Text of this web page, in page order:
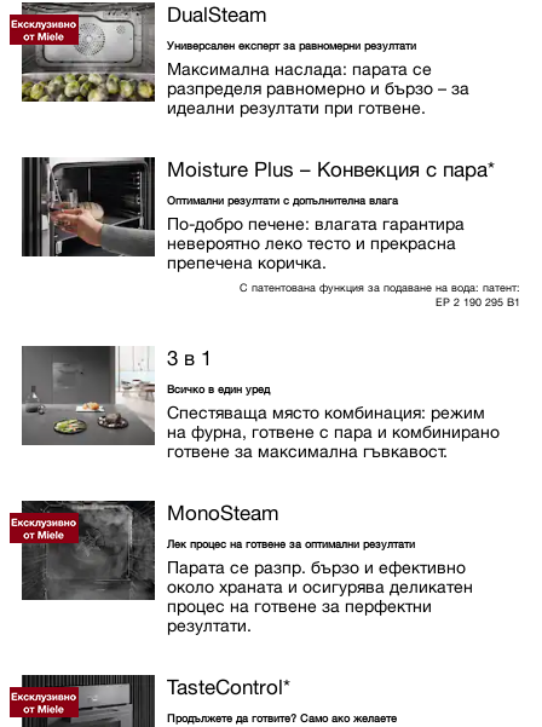
DualSteam
Универсален експерт за равномерни резултати
Максимална наслада: парата се
разпределя равномерно и бързо – за
идеални резултати при готвене.
Moisture Plus – Конвекция с пара*
Оптимални резултати с допълнителна влага
По-добро печене: влагата гарантира
невероятно леко тесто и прекрасна
препечена коричка.
С патентована функция за подаване на вода: патент:
EP 2 190 295 B1
3 в 1
Всичко в един уред
Спестяваща място комбинация: режим
на фурна, готвене с пара и комбинирано
готвене за максимална гъвкавост.
MonoSteam
Лек процес на готвене за оптимални резултати
Парата се разпр. бързо и ефективно
около храната и осигурява деликатен
процес на готвене за перфектни
резултати.
TasteControl*
Продължете да готвите? Само ако желаете